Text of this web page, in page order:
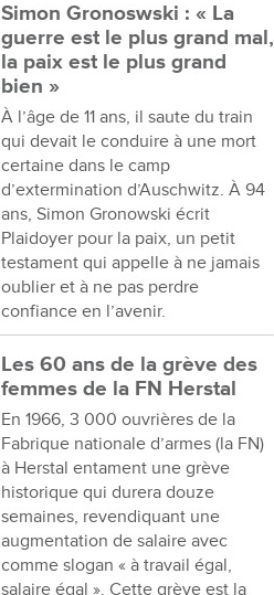
Simon Gronoswski : « La
guerre est le plus grand mal,
la paix est le plus grand
bien »
À l’âge de 11 ans, il saute du train
qui devait le conduire à une mort
certaine dans le camp
d’extermination d’Auschwitz. À 94
ans, Simon Gronowski écrit
Plaidoyer pour la paix, un petit
testament qui appelle à ne jamais
oublier et à ne pas perdre
confiance en l’avenir.
Les 60 ans de la grève des
femmes de la FN Herstal
En 1966, 3 000 ouvrières de la
Fabrique nationale d’armes (la FN)
à Herstal entament une grève
historique qui durera douze
semaines, revendiquant une
augmentation de salaire avec
comme slogan « à travail égal,
salaire égal ». Cette grève est la